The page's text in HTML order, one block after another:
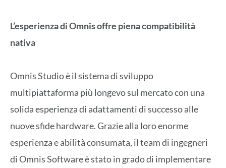
L’esperienza di Omnis offre piena compatibilità
nativa
Omnis Studio è il sistema di sviluppo
multipiattaforma più longevo sul mercato con una
solida esperienza di adattamenti di successo alle
nuove sfide hardware. Grazie alla loro enorme
esperienza e abilità consumata, il team di ingegneri
di Omnis Software è stato in grado di implementare